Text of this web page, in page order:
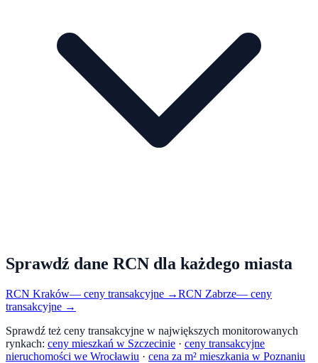
Sprawdź dane RCN dla każdego miasta
RCN Kraków— ceny transakcyjne →RCN Zabrze— ceny
transakcyjne →
Sprawdź też ceny transakcyjne w największych monitorowanych
rynkach: ceny mieszkań w Szczecinie · ceny transakcyjne
nieruchomości we Wrocławiu · cena za m² mieszkania w Poznaniu